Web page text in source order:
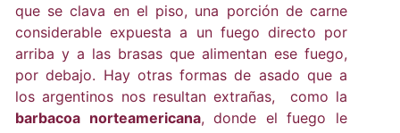
que se clava en el piso, una porción de carne
considerable expuesta a un fuego directo por
arriba y a las brasas que alimentan ese fuego,
por debajo. Hay otras formas de asado que a
los argentinos nos resultan extrañas, como la
barbacoa norteamericana, donde el fuego le